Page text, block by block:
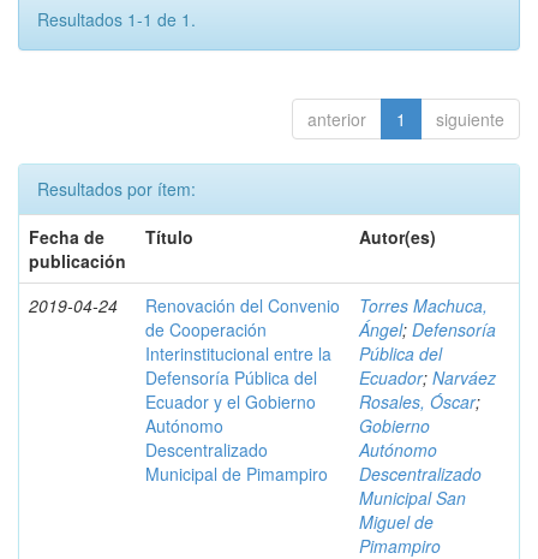
Resultados 1-1 de 1.
anterior 1 siguiente
Resultados por ítem:
Fecha de
publicación
Título Autor(es)
2019-04-24
Renovación del Convenio
de Cooperación
Interinstitucional entre la
Defensoría Pública del
Ecuador y el Gobierno
Autónomo
Descentralizado
Municipal de Pimampiro
Torres Machuca,
Ángel; Defensoría
Pública del
Ecuador; Narváez
Rosales, Óscar;
Gobierno
Autónomo
Descentralizado
Municipal San
Miguel de
Pimampiro